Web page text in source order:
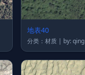
地表40
分类：材质 | by: qing